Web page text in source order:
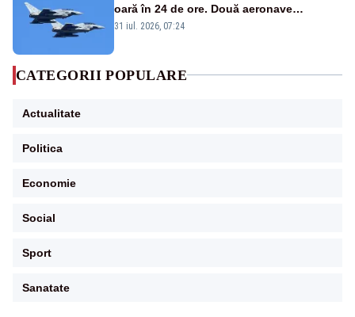
oară în 24 de ore. Două aeronave
Eurofighter britanice au fost ridicate de la
31 iul. 2026, 07:24
CATEGORII POPULARE
Actualitate
Politica
Economie
Social
Sport
Sanatate